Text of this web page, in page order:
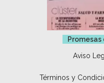
Aviso
Términos y